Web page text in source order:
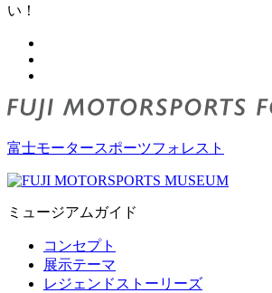
い！
富士モータースポーツフォレスト
ミュージアムガイド
コンセプト
展示テーマ
レジェンドストーリーズ